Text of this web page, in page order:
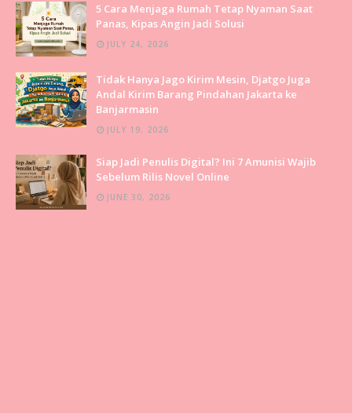
5 Cara Menjaga Rumah Tetap Nyaman Saat
Panas, Kipas Angin Jadi Solusi
JULY 24, 2026
Tidak Hanya Jago Kirim Mesin, Djatgo Juga
Andal Kirim Barang Pindahan Jakarta ke
Banjarmasin
JULY 19, 2026
Siap Jadi Penulis Digital? Ini 7 Amunisi Wajib
Sebelum Rilis Novel Online
JUNE 30, 2026